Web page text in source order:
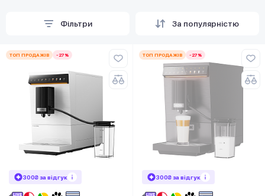
Фільтри За популярністю
ТОП ПРОДАЖІВ -27%
300₴ за відгук
ТОП ПРОДАЖІВ -27%
300₴ за відгук